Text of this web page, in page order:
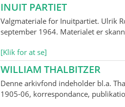
INUIT PARTIET
Valgmateriale for Inuitpartiet. Ulrik
september 1964. Materialet er
[Klik for at se]
WILLIAM THALBITZER
Denne arkivfond indeholder bl.a.
1905-06, korrespondance,